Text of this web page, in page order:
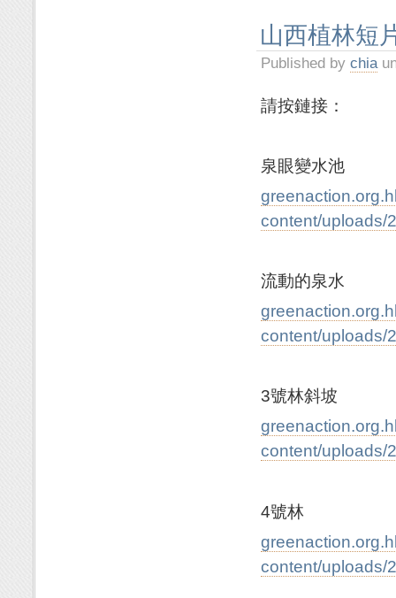
山西植林短
Published by chia
請按鏈接：
泉眼變水池
content/uploads/
流動的泉水
content/uploads/
3號林斜坡
content/uploads/
4號林
content/uploads/